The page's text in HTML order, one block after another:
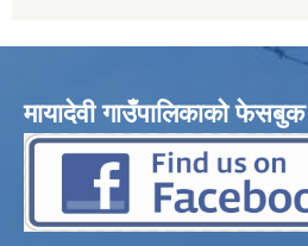
मायादेवी गाउँपालिकाको